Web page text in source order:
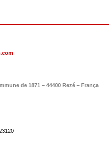
de 1871 – 44400 Rezé – França